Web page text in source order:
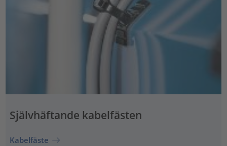
Självhäftande kabelfästen
Kabelfäste